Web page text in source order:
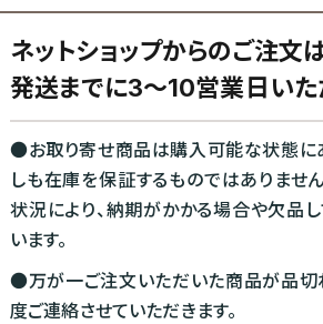
ネットショップからのご注文
発送までに3～10営業日いた
●お取り寄せ商品は購入可能な状態に
しも在庫を保証するものではありませ
状況により、納期がかかる場合や欠品
います。
●万が一ご注文いただいた商品が品切
度ご連絡させていただきます。